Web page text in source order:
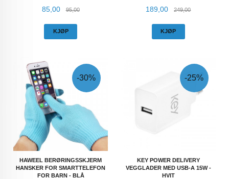
Tilbud
85,00 95,00Rabatt
KJØP
Tilbud
189,00 249,00Rabatt
KJØP
HAWEEL BERØRINGSSKJERM
HANSKER FOR SMARTTELEFON
FOR BARN - BLÅ
-30%
KEY POWER DELIVERY
VEGGLADER MED USB-A 15W -
HVIT
-25%